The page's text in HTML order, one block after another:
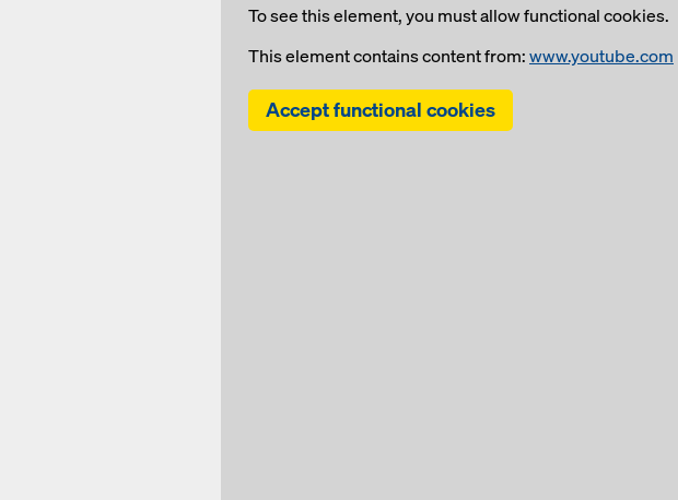
To see this element, you must allow functional cookies.
This element contains content from:www.youtube.com
Accept functional cookies